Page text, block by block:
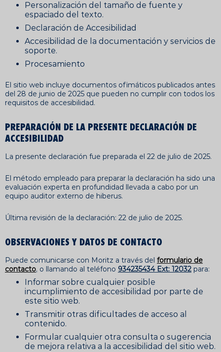
Personalización del tamaño de fuente y
espaciado del texto.
Declaración de Accesibilidad
Accesibilidad de la documentación y servicios de
soporte.
Procesamiento
El sitio web incluye documentos ofimáticos publicados antes
del 28 de junio de 2025 que pueden no cumplir con todos los
requisitos de accesibilidad.
PREPARACIÓN DE LA PRESENTE DECLARACIÓN DE
ACCESIBILIDAD
La presente declaración fue preparada el 22 de julio de 2025.
El método empleado para preparar la declaración ha sido una
evaluación experta en profundidad llevada a cabo por un
equipo auditor externo de hiberus.
Última revisión de la declaración: 22 de julio de 2025.
OBSERVACIONES Y DATOS DE CONTACTO
Puede comunicarse con Moritz a través del formulario de
contacto, o llamando al teléfono 934235434 Ext: 12032 para:
Informar sobre cualquier posible
incumplimiento de accesibilidad por parte de
este sitio web.
Transmitir otras dificultades de acceso al
contenido.
Formular cualquier otra consulta o sugerencia
de mejora relativa a la accesibilidad del sitio web.